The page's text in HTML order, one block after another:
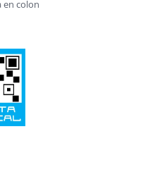
en colon, vacaciones de fin